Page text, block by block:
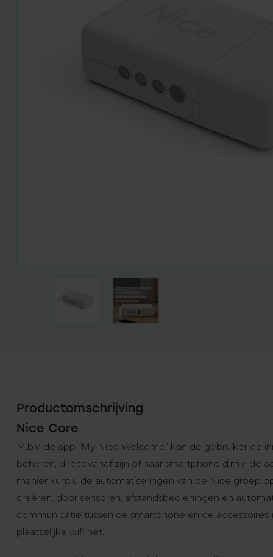
Productomschrijving
Nice Core
M.b.v. de app “My Nice Welcome” kan de gebruiker de
beheren, direct vanaf zijn of haar smartphone d.m.v. de
manier kunt u de automatiseringen van de Nice groep
creëren, door sensoren, afstandsbedieningen en
communicatie tussen de smartphone en de accessoires
plaatselijke wifi net.